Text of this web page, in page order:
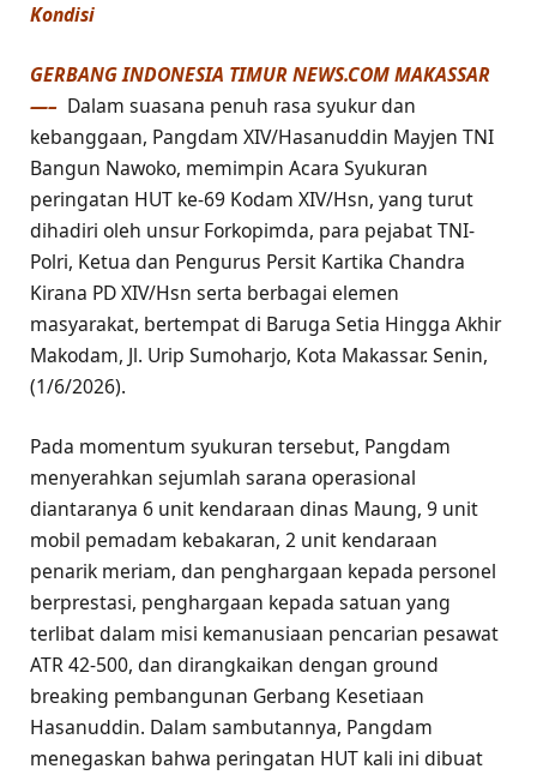
Kondisi
GERBANG INDONESIA TIMUR NEWS.COM MAKASSAR
—– Dalam suasana penuh rasa syukur dan
kebanggaan, Pangdam XIV/Hasanuddin Mayjen TNI
Bangun Nawoko, memimpin Acara Syukuran
peringatan HUT ke-69 Kodam XIV/Hsn, yang turut
dihadiri oleh unsur Forkopimda, para pejabat TNI-
Polri, Ketua dan Pengurus Persit Kartika Chandra
Kirana PD XIV/Hsn serta berbagai elemen
masyarakat, bertempat di Baruga Setia Hingga Akhir
Makodam, Jl. Urip Sumoharjo, Kota Makassar. Senin,
(1/6/2026).
Pada momentum syukuran tersebut, Pangdam
menyerahkan sejumlah sarana operasional
diantaranya 6 unit kendaraan dinas Maung, 9 unit
mobil pemadam kebakaran, 2 unit kendaraan
penarik meriam, dan penghargaan kepada personel
berprestasi, penghargaan kepada satuan yang
terlibat dalam misi kemanusiaan pencarian pesawat
ATR 42-500, dan dirangkaikan dengan ground
breaking pembangunan Gerbang Kesetiaan
Hasanuddin. Dalam sambutannya, Pangdam
menegaskan bahwa peringatan HUT kali ini dibuat